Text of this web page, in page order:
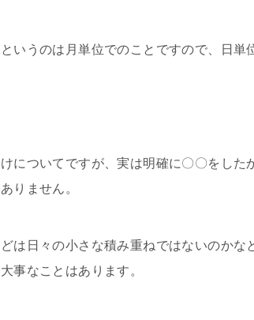
いうのは月単位でのことですので、日単
についてですが、実は明確に〇〇をし
りません。
は日々の小さな積み重ねではないのか
事なことはあります。